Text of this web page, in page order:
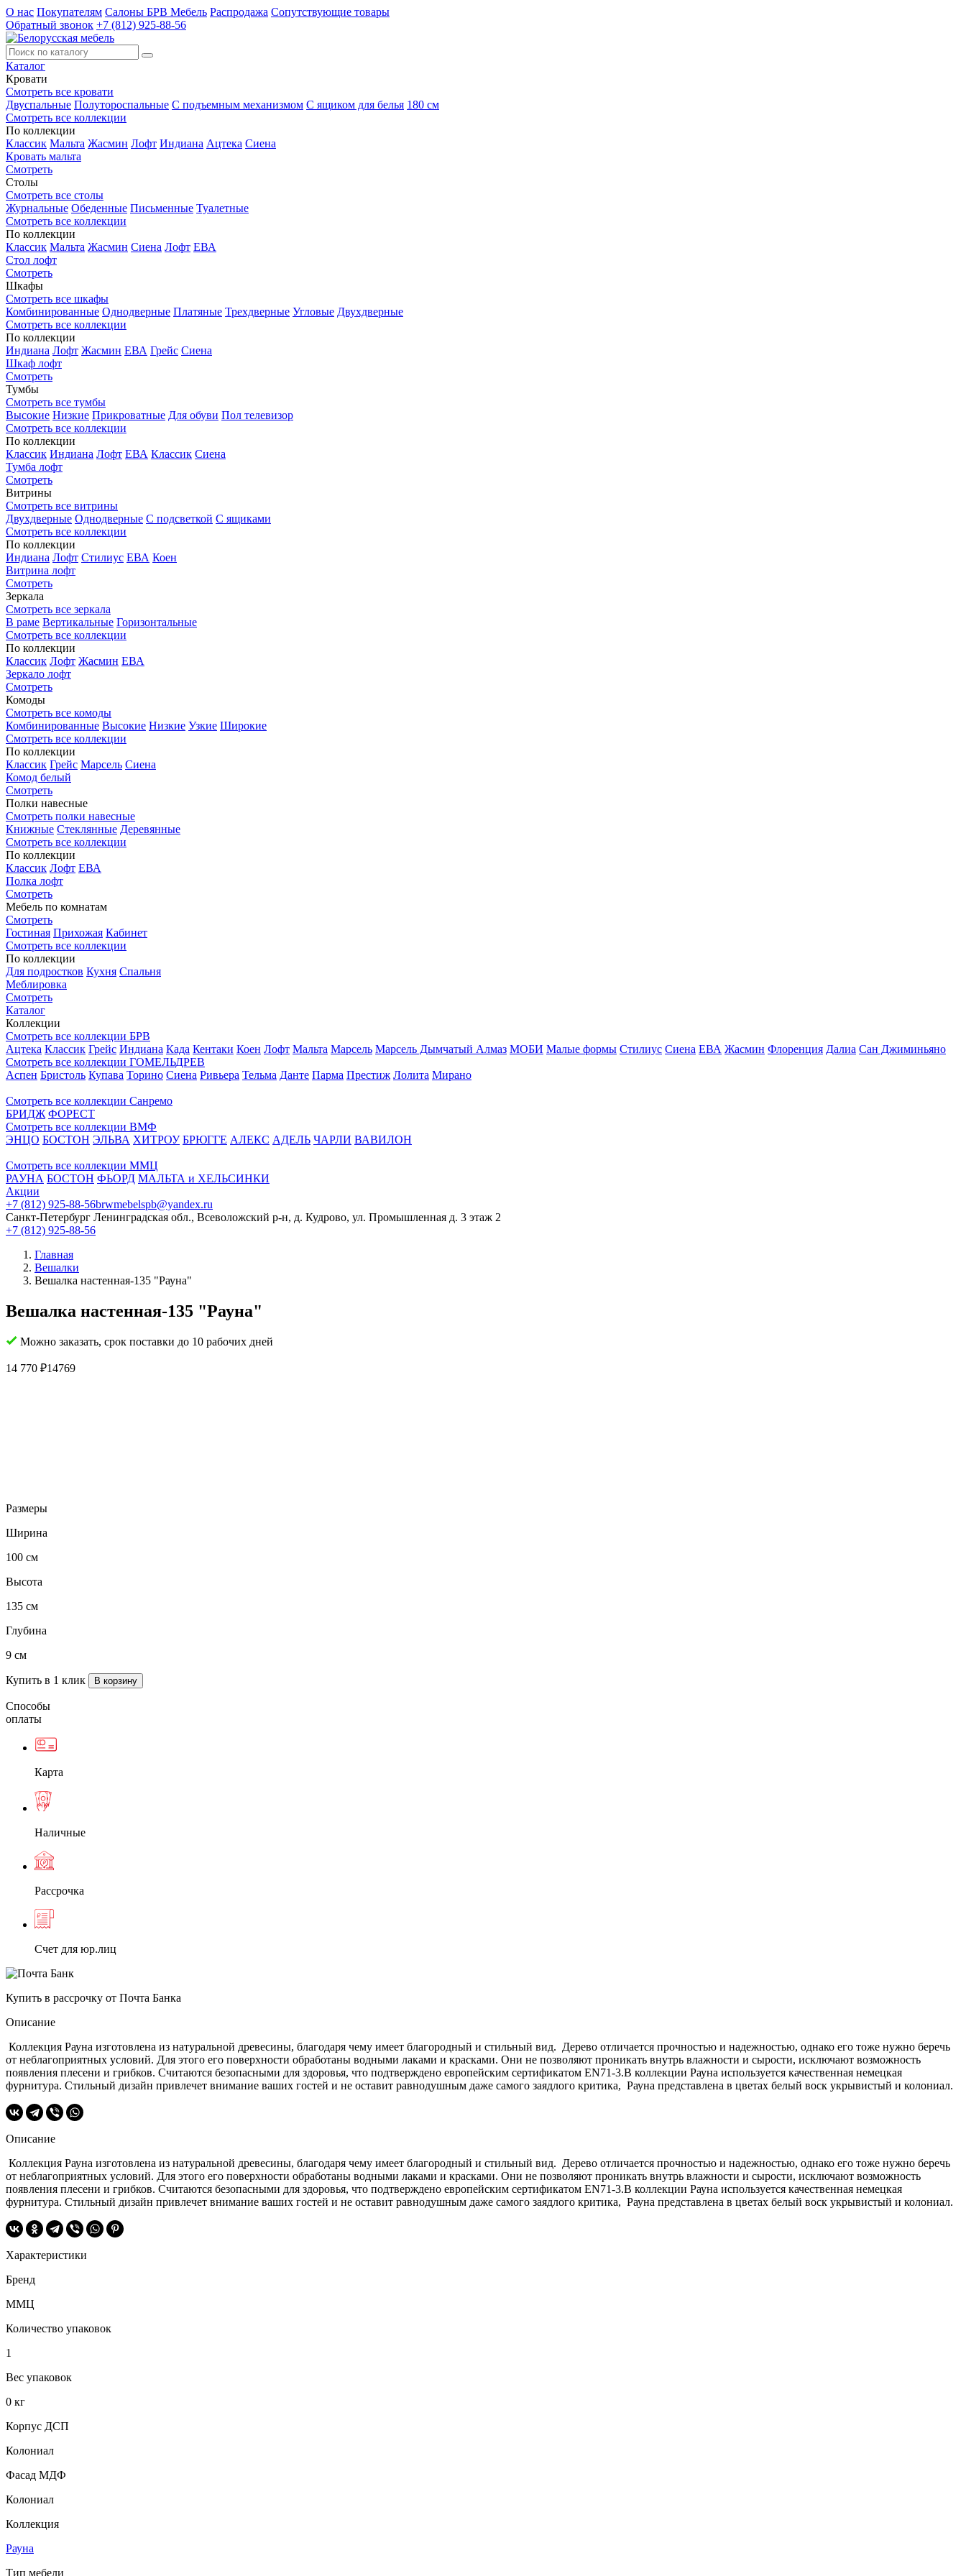
О нас Покупателям Салоны БРВ Мебель Распродажа Сопутствующие товары
Обратный звонок +7 (812) 925-88-56
Каталог
Кровати
Смотреть все кровати
Двуспальные Полутороспальные С подъемным механизмом С ящиком для белья 180 см
Смотреть все коллекции
По коллекции
Классик Мальта Жасмин Лофт Индиана Ацтека Сиена
Кровать мальта
Смотреть
Столы
Смотреть все столы
Журнальные Обеденные Письменные Туалетные
Смотреть все коллекции
По коллекции
Классик Мальта Жасмин Сиена Лофт ЕВА
Стол лофт
Смотреть
Шкафы
Смотреть все шкафы
Комбинированные Однодверные Платяные Трехдверные Угловые Двухдверные
Смотреть все коллекции
По коллекции
Индиана Лофт Жасмин ЕВА Грейс Сиена
Шкаф лофт
Смотреть
Тумбы
Смотреть все тумбы
Высокие Низкие Прикроватные Для обуви Пол телевизор
Смотреть все коллекции
По коллекции
Классик Индиана Лофт ЕВА Классик Сиена
Тумба лофт
Смотреть
Витрины
Смотреть все витрины
Двухдверные Однодверные С подсветкой С ящиками
Смотреть все коллекции
По коллекции
Индиана Лофт Стилиус ЕВА Коен
Витрина лофт
Смотреть
Зеркала
Смотреть все зеркала
В раме Вертикальные Горизонтальные
Смотреть все коллекции
По коллекции
Классик Лофт Жасмин ЕВА
Зеркало лофт
Смотреть
Комоды
Смотреть все комоды
Комбинированные Высокие Низкие Узкие Широкие
Смотреть все коллекции
По коллекции
Классик Грейс Марсель Сиена
Комод белый
Смотреть
Полки навесные
Смотреть полки навесные
Книжные Стеклянные Деревянные
Смотреть все коллекции
По коллекции
Классик Лофт ЕВА
Полка лофт
Смотреть
Мебель по комнатам
Смотреть
Гостиная Прихожая Кабинет
Смотреть все коллекции
По коллекции
Для подростков Кухня Спальня
Меблировка
Смотреть
Каталог
Коллекции
Смотреть все коллекции БРВ
Ацтека Классик Грейс Индиана Када Кентаки Коен Лофт Мальта Марсель Марсель Дымчатый Алмаз МОБИ Малые формы Стилиус Сиена ЕВА Жасмин Флоренция Далиа Сан Джиминьяно
Смотреть все коллекции ГОМЕЛЬДРЕВ
Аспен Бристоль Купава Торино Сиена Ривьера Тельма Данте Парма Престиж Лолита Мирано
Смотреть все коллекции Санремо
БРИДЖ ФОРЕСТ
Смотреть все коллекции ВМФ
ЭНЦО БОСТОН ЭЛЬВА ХИТРОУ БРЮГГЕ АЛЕКС АДЕЛЬ ЧАРЛИ ВАВИЛОН
Смотреть все коллекции ММЦ
РАУНА БОСТОН ФЬОРД МАЛЬТА и ХЕЛЬСИНКИ
Акции
+7 (812) 925-88-56brwmebelspb@yandex.ru
Санкт-Петербург Ленинградская обл., Всеволожский р-н, д. Кудрово, ул. Промышленная д. 3 этаж 2
+7 (812) 925-88-56
Главная
Вешалки
Вешалка настенная-135 "Рауна"
Вешалка настенная-135 "Рауна"
Можно заказать, срок поставки до 10 рабочих дней
14 770 ₽14769
Размеры
Ширина
100 см
Высота
135 см
Глубина
9 см
Купить в 1 клик
Способы
оплаты
Карта
Наличные
Рассрочка
Счет для юр.лиц
Купить в рассрочку от Почта Банка
Описание
Коллекция Рауна изготовлена из натуральной древесины, благодаря чему имеет благородный и стильный вид. Дерево отличается прочностью и надежностью, однако его тоже нужно беречь
от неблагоприятных условий. Для этого его поверхности обработаны водными лаками и красками. Они не позволяют проникать внутрь влажности и сырости, исключают возможность
появления плесени и грибков. Считаются безопасными для здоровья, что подтверждено европейским сертификатом EN71-3.В коллекции Рауна используется качественная немецкая
фурнитура. Стильный дизайн привлечет внимание ваших гостей и не оставит равнодушным даже самого заядлого критика, Рауна представлена в цветах белый воск укрывистый и колониал.
Описание
Коллекция Рауна изготовлена из натуральной древесины, благодаря чему имеет благородный и стильный вид. Дерево отличается прочностью и надежностью, однако его тоже нужно беречь
от неблагоприятных условий. Для этого его поверхности обработаны водными лаками и красками. Они не позволяют проникать внутрь влажности и сырости, исключают возможность
появления плесени и грибков. Считаются безопасными для здоровья, что подтверждено европейским сертификатом EN71-3.В коллекции Рауна используется качественная немецкая
фурнитура. Стильный дизайн привлечет внимание ваших гостей и не оставит равнодушным даже самого заядлого критика, Рауна представлена в цветах белый воск укрывистый и колониал.
Характеристики
Бренд
ММЦ
Количество упаковок
1
Вес упаковок
0 кг
Корпус ДСП
Колониал
Фасад МДФ
Колониал
Коллекция
Рауна
Тип мебели